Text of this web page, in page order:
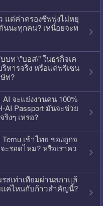
แต่ค่าครองชีพพุ่งไม่หยุ
นนะทุกคน? เหนื่อยจะท
บท \"บอส\" ในธุรกิจเค
หารจริง หรือแค่พรีเซน
ท?
จะแย่งงานคน 100%
AI Passport มันจะช่วย
งๆ เหรอ?
เข้าไทย ของถูกจ
ะรอดไหม? หรือเราคว
สเท่าเทียมผ่านสภาแล้
แค่ไหนกับก้าวสำคัญนี้?